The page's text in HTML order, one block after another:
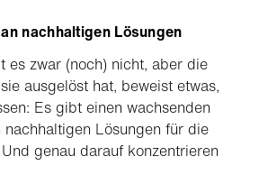
nachhaltigen Lösungen
es zwar (noch) nicht, aber die
ausgelöst hat, beweist etwas,
Es gibt einen wachsenden
Lösungen für die
genau darauf konzentrieren